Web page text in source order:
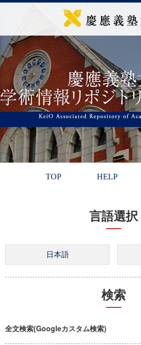
TOP HELP
言語選択
検索
全文検索(Googleカスタム検索)